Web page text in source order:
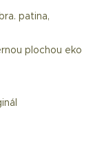
patina,
plochou eko